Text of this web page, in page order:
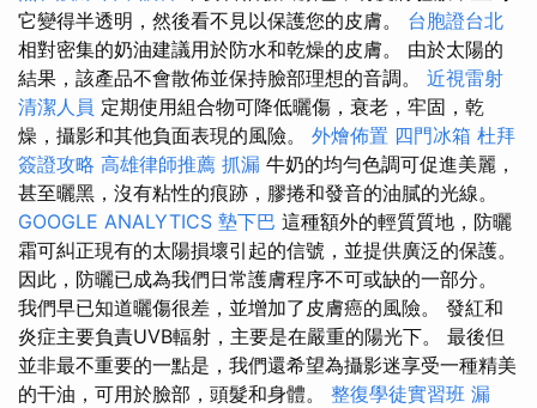
它變得半透明，然後看不見以保護您的皮膚。 台胞證台北
相對密集的奶油建議用於防水和乾燥的皮膚。 由於太陽的
結果，該產品不會散佈並保持臉部理想的音調。 近視雷射
清潔人員 定期使用組合物可降低曬傷，衰老，牢固，乾
燥，攝影和其他負面表現的風險。 外燴佈置 四門冰箱 杜拜
簽證攻略 高雄律師推薦 抓漏 牛奶的均勻色調可促進美麗，
甚至曬黑，沒有粘性的痕跡，膠捲和發音的油膩的光線。
GOOGLE ANALYTICS 墊下巴 這種額外的輕質質地，防曬
霜可糾正現有的太陽損壞引起的信號，並提供廣泛的保護。
因此，防曬已成為我們日常護膚程序不可或缺的一部分。
我們早已知道曬傷很差，並增加了皮膚癌的風險。 發紅和
炎症主要負責UVB輻射，主要是在嚴重的陽光下。 最後但
並非最不重要的一點是，我們還希望為攝影迷享受一種精美
的干油，可用於臉部，頭髮和身體。 整復學徒實習班 漏